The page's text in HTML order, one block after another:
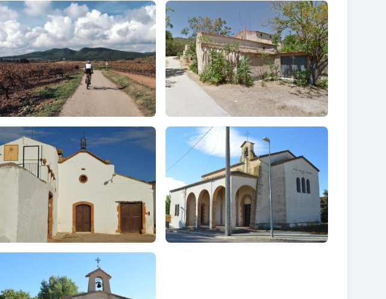
trams puntuals pedregosos.
l'extrem nord-oest del municipi de Sant Jaume i en particular el patrimoni
en família. Iniciarem l'excursió des de l'Hostal, passarem per un tram
a l'esquerra del camí podrem observar el Castell de Gimenelles. Més
el recorregut del Torrent de Sant Marc fins a arribar a les 4 Fites.
a arribar al cim del Pi Sol, on podrem observar les vistes a 360 graus de la
per un corriol que ens portarà al Papagai, La Torregassa i finalment a
de desnivell acumulats.